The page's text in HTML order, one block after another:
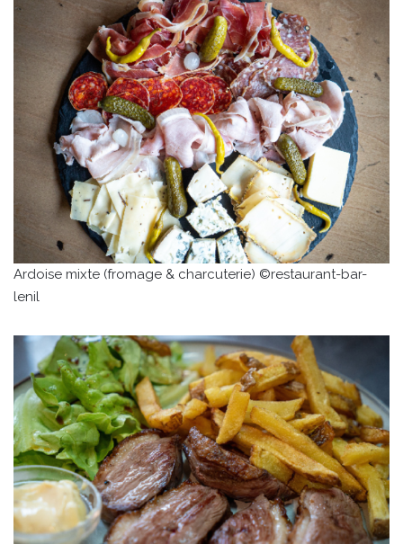
Ardoise mixte (fromage & charcuterie) ©restaurant-bar-
lenil